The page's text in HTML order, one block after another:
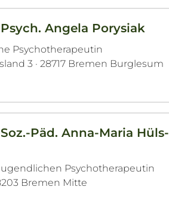
Angela Porysiak
Psychotherapeutin
3 · 28717 Bremen Burglesum
Päd. Anna-Maria Hüls-
Psychotherapeutin
Bremen Mitte